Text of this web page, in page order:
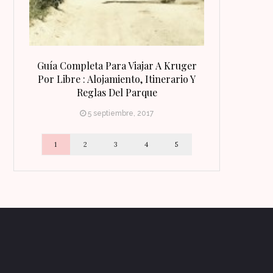
Guía Completa Para Viajar A Kruger
Por Libre : Alojamiento, Itinerario Y
Reglas Del Parque
5 septiembre, 2017
1 2 3 4 5